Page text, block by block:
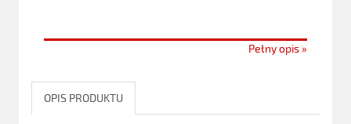
Pełny opis »
OPIS PRODUKTU